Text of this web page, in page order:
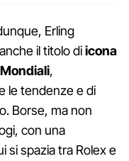
Erling
il titolo diicona
,
le tendenze e di
Borse, ma non
con una
si spazia tra Rolex e